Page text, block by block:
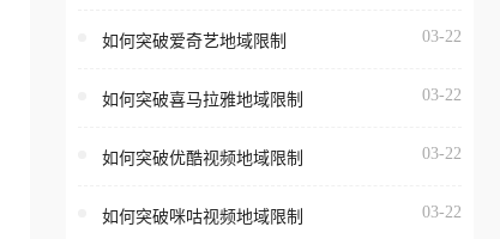
亚、欧洲等国家和地区时，
台一样，出现地区及版权限
地区播放。 遇到这个问题的
在海外打开网易云音乐，却
所在的地区无法播放”的提示
门、台湾、美国、加拿大、
区时，网易云音乐也会像其
如何突破爱奇艺地域限制 03-22
如何突破喜马拉雅地域限制 03-22
如何突破优酷视频地域限制 03-22
如何突破咪咕视频地域限制 03-22